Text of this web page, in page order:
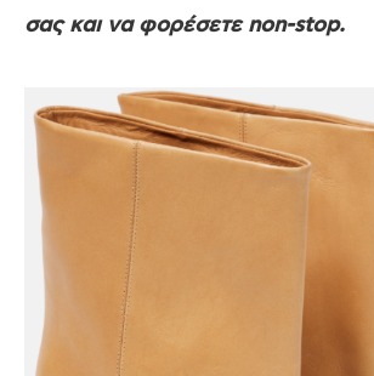
σας και να φορέσετε non-stop.